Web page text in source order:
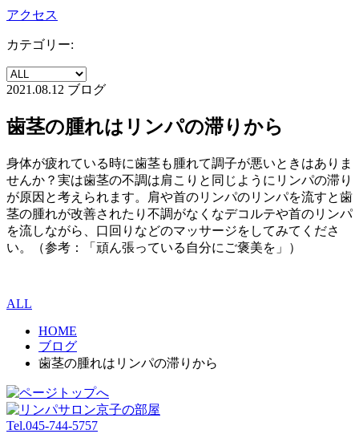
アクセス
カテゴリー:
2021.08.12 ブログ
歯茎の腫れはリンパの滞りから
身体が疲れている時に歯茎も腫れて調子が悪いときはありま
せんか？実は歯茎の不調は肩こりと同じようにリンパの滞り
が原因と考えられます。肩や首のリンパのリンパを流すと歯
茎の腫れが改善されたり不調がなくなデコルテや首のリンパ
を流しながら、口回りなどのマッサージをしてみてくださ
い。（参考：「頑ん張っている自分にご褒美を」）
ALL
HOME
ブログ
歯茎の腫れはリンパの滞りから
Tel.045-744-5757